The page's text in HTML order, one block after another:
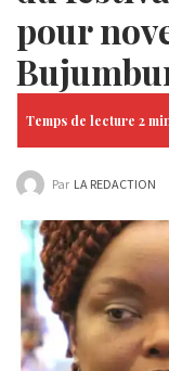
pour
Par LA REDACTION